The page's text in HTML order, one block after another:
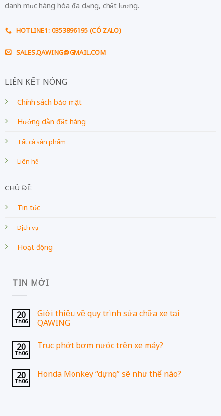
danh mục hàng hóa đa dạng, chất lượng.
HOTLINE1: 0353896195 (CÓ ZALO)
SALES.QAWING@GMAIL.COM
LIÊN KẾT NÓNG
Chính sách bảo mật
Hướng dẫn đặt hàng
Tất cả sản phẩm
Liên hệ
CHỦ ĐỀ
Tin tức
Dịch vụ
Hoạt động
TIN MỚI
20
Th06
Giới thiệu về quy trình sửa chữa xe tại
QAWING
20
Th06
Trục phớt bơm nước trên xe máy?
20
Th06
Honda Monkey “dựng” sẽ như thế nào?